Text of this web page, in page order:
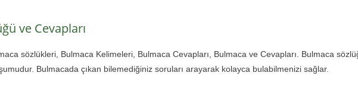
ve Cevapları
sözlükleri, Bulmaca Kelimeleri, Bulmaca Cevapları, Bulmaca ve Cevapları. Bulmaca
Bulmacada çıkan bilemediğiniz soruları arayarak kolayca bulabilmenizi sağlar.